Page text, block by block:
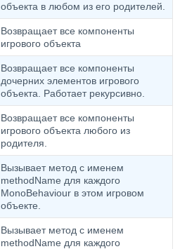
объекта в любом из его родителей.
Возвращает все компоненты
игрового объекта
Возвращает все компоненты
дочерних элементов игрового
объекта. Работает рекурсивно.
Возвращает все компоненты
игрового объекта любого из
родителя.
Вызывает метод с именем
methodName для каждого
MonoBehaviour в этом игровом
объекте.
Вызывает метод с именем
methodName для каждого